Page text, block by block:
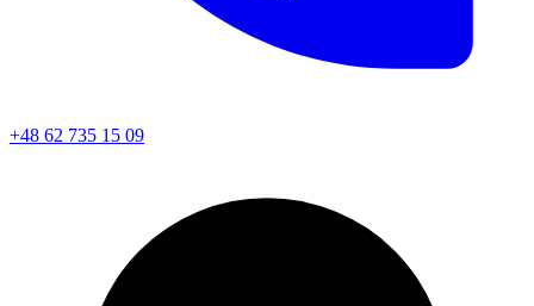
+48 62 735 15 09